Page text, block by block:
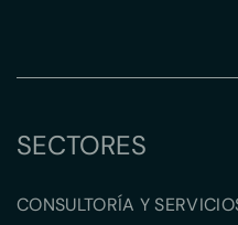
SECTORES
CONSULTORÍA Y